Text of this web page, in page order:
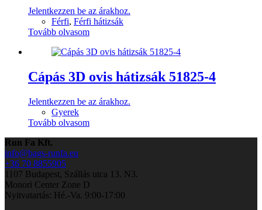
Jelentkezzen be az árakhoz.
Férfi, Férfi hátizsák
Tovább olvasom
Cápás 3D ovis hátizsák 51825-4
Jelentkezzen be az árakhoz.
Gyerek
Tovább olvasom
Run Fa Kft.
info@bags-runfa.eu
+36 70 8855905
1107 Budapest, Szállás utca 13. N3.
Monori Center Zone D
Nyitvatartás: Hé.-Va. 9:00-17:00